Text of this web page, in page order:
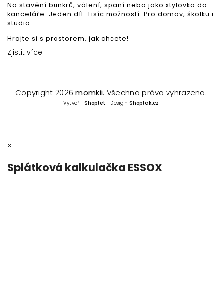
Na stavění bunkrů, válení, spaní nebo jako stylovka do
kanceláře. Jeden díl. Tisíc možností. Pro domov, školku i
studio.
Hrajte si s prostorem, jak chcete!
Zjistit více
Copyright 2026momkii. Všechna práva vyhrazena.
Vytvořil Shoptet | Design Shoptak.cz
×
Splátková kalkulačka ESSOX